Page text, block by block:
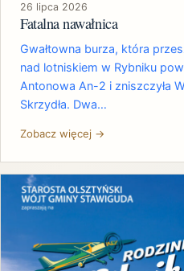
26 lipca 2026
Fatalna nawałnica
Gwałtowna burza, która
nad lotniskiem w Rybniku
Antonowa An-2 i zniszczyła
Skrzydła. Dwa…
Zobacz więcej →